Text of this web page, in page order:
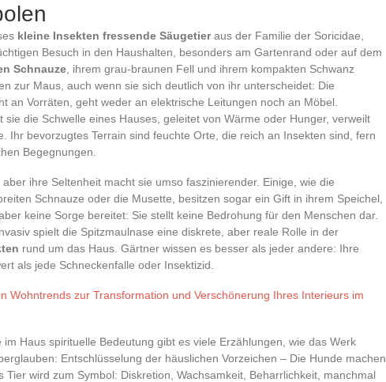
kleine Insekten fressende Säugetieraus der Familie der Soricidae,
Besuch in den Haushalten, besonders am Gartenrand oder auf dem
Schnauze , ihrem grau-braunen Fell und ihrem kompakten Schwanz
zur Maus, auch wenn sie sich deutlich von ihr unterscheidet: Die
an Vorräten, geht weder an elektrische Leitungen noch an Möbel.
sie die Schwelle eines Hauses, geleitet von Wärme oder Hunger, verweilt
Ihr bevorzugtes Terrain sind feuchte Orte, die reich an Insekten sind, fern
Begegnungen.
ihre Seltenheit macht sie umso faszinierender. Einige, wie die
Schnauze oder die Musette, besitzen sogar ein Gift in ihrem Speichel,
keine Sorge bereitet: Sie stellt keine Bedrohung für den Menschen dar.
spielt die Spitzmaulnase eine diskrete, aber reale Rolle in der
rund um das Haus. Gärtner wissen es besser als jeder andere: Ihre
als jede Schneckenfalle oder Insektizid.
Wohntrends zur Transformation und Verschönerung Ihres Interieurs im
im Haus spirituelle Bedeutung gibt es viele Erzählungen, wie das Werk
Entschlüsselung der häuslichen Vorzeichen – Die Hunde machen
Tier wird zum Symbol: Diskretion, Wachsamkeit, Beharrlichkeit, manchmal